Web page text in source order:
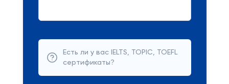
Есть ли у вас IELTS, TOPIC, TOEFL
сертификаты?